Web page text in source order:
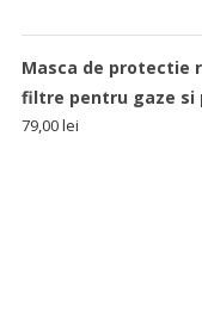
Masca de protectie
filtre pentru gaze si
79,00lei